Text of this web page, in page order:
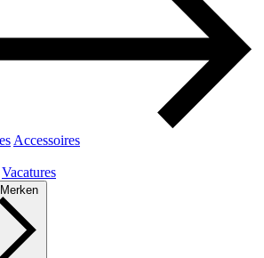
Accessoires
Vacatures
Merken